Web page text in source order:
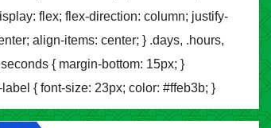
flex; flex-direction: column; justify-
align-items: center; } .days, .hours,
{ margin-bottom: 15px; }
{ font-size: 23px; color: #ffeb3b; }